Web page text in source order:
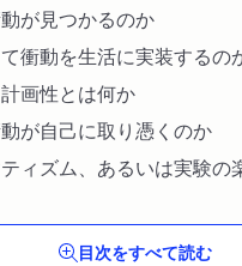
が見つかるのか
衝動を生活に実装するの
画性とは何か
が自己に取り憑くのか
ィズム、あるいは実験の
目次をすべて読む